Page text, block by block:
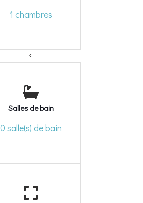
1 chambres
<
Salles de bain
0 salle(s) de bain